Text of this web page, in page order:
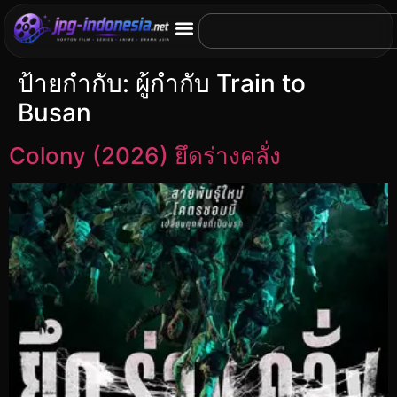
ป้ายกำกับ: ผู้กำกับ Train to
Busan
Colony (2026) ยึดร่างคลั่ง